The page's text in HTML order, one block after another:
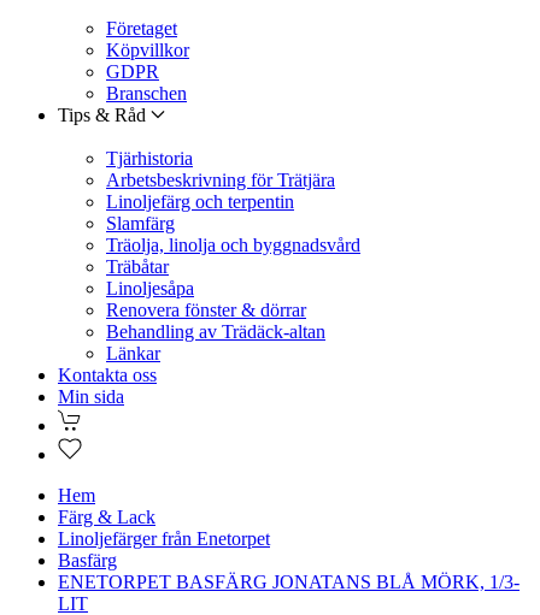
Företaget
Köpvillkor
GDPR
Branschen
Tips & Råd
Tjärhistoria
Arbetsbeskrivning för Trätjära
Linoljefärg och terpentin
Slamfärg
Träolja, linolja och byggnadsvård
Träbåtar
Linoljesåpa
Renovera fönster & dörrar
Behandling av Trädäck-altan
Länkar
Kontakta oss
Min sida
Hem
Färg & Lack
Linoljefärger från Enetorpet
Basfärg
ENETORPET BASFÄRG JONATANS BLÅ MÖRK, 1/3-
LIT